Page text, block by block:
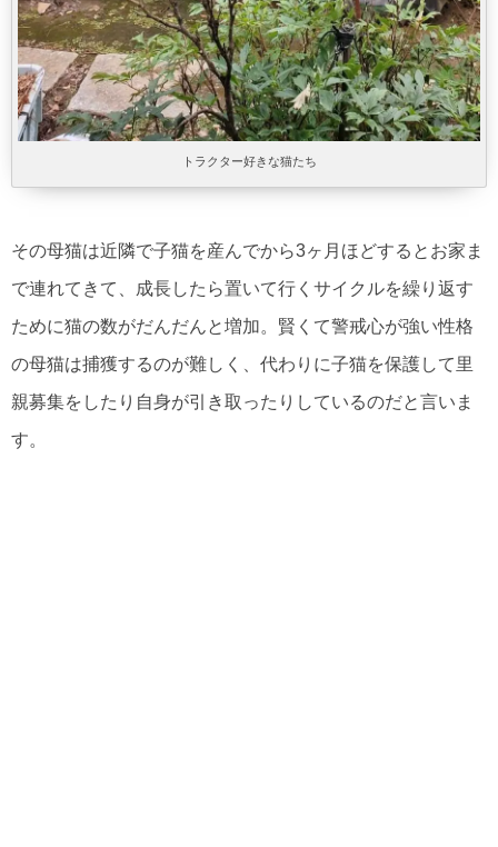
トラクター好きな猫たち
その母猫は近隣で子猫を産んでから3ヶ月ほどするとお家ま
で連れてきて、成長したら置いて行くサイクルを繰り返す
ために猫の数がだんだんと増加。賢くて警戒心が強い性格
の母猫は捕獲するのが難しく、代わりに子猫を保護して里
親募集をしたり自身が引き取ったりしているのだと言いま
す。